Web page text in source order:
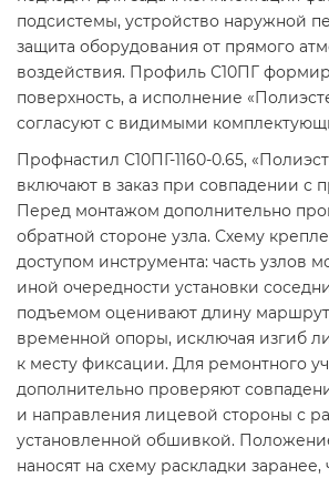
подсистемы, устройство наружной
защита оборудования от прямого
воздействия. Профиль С10ПГ
поверхность, а исполнение
согласуют с видимыми
Профнастил С10ПГ-1160-0.65,
включают в заказ при совпадении с
Перед монтажом дополнительно
обратной стороне узла. Схему
доступом инструмента: часть узлов
иной очередности установки
подъемом оценивают длину
временной опоры, исключая изгиб
к месту фиксации. Для ремонтного
дополнительно проверяют
и направления лицевой стороны с
установленной обшивкой.
наносят на схему раскладки